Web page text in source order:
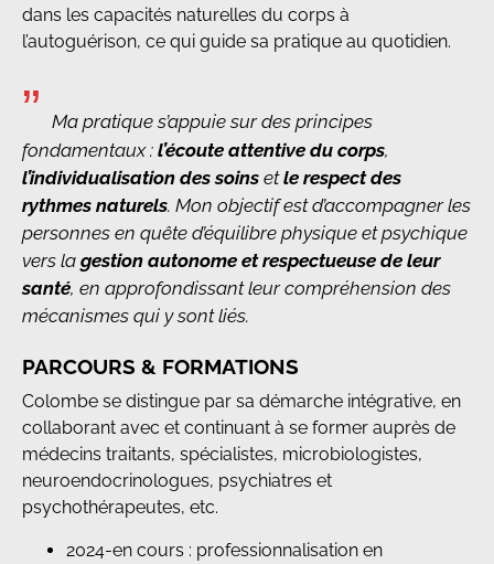
dans les capacités naturelles du corps à
l’autoguérison, ce qui guide sa pratique au quotidien.
” Ma pratique s’appuie sur des principes
fondamentaux : l’écoute attentive du corps,
l’individualisation des soins etle respect des
rythmes naturels. Mon objectif est d’accompagner les
personnes en quête d’équilibre physique et psychique
vers la gestion autonome et respectueuse de leur
santé, en approfondissant leur compréhension des
mécanismes qui y sont liés.
PARCOURS & FORMATIONS
Colombe se distingue par sa démarche intégrative, en
collaborant avec et continuant à se former auprès de
médecins traitants, spécialistes, microbiologistes,
neuroendocrinologues, psychiatres et
psychothérapeutes, etc.
2024-en cours : professionnalisation en